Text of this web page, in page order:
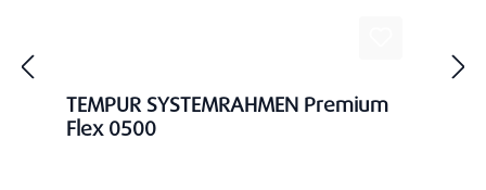
TEMPUR SYSTEMRAHMEN Premium
Flex 0500